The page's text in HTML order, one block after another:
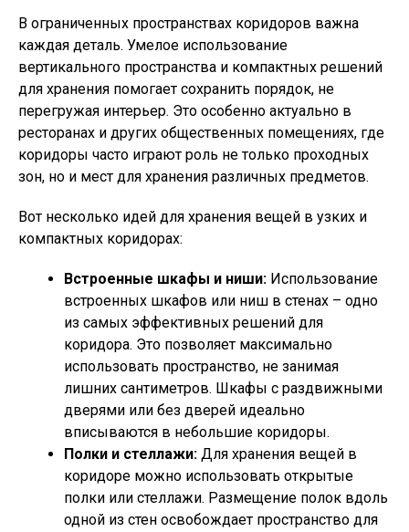
В ограниченных пространствах коридоров важна
каждая деталь. Умелое использование
вертикального пространства и компактных решений
для хранения помогает сохранить порядок, не
перегружая интерьер. Это особенно актуально в
ресторанах и других общественных помещениях, где
коридоры часто играют роль не только проходных
зон, но и мест для хранения различных предметов.
Вот несколько идей для хранения вещей в узких и
компактных коридорах:
Встроенные шкафы и ниши: Использование
встроенных шкафов или ниш в стенах – одно
из самых эффективных решений для
коридора. Это позволяет максимально
использовать пространство, не занимая
лишних сантиметров. Шкафы с раздвижными
дверями или без дверей идеально
вписываются в небольшие коридоры.
Полки и стеллажи: Для хранения вещей в
коридоре можно использовать открытые
полки или стеллажи. Размещение полок вдоль
одной из стен освобождает пространство для